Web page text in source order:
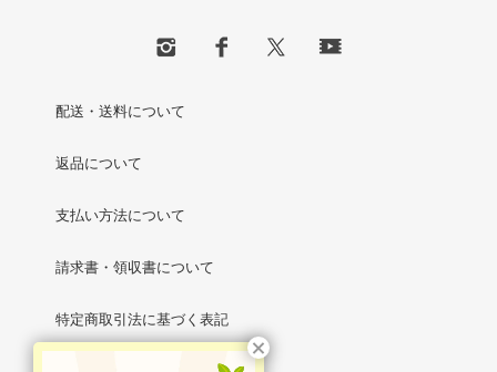
配送・送料について
返品について
支払い方法について
請求書・領収書について
特定商取引法に基づく表記